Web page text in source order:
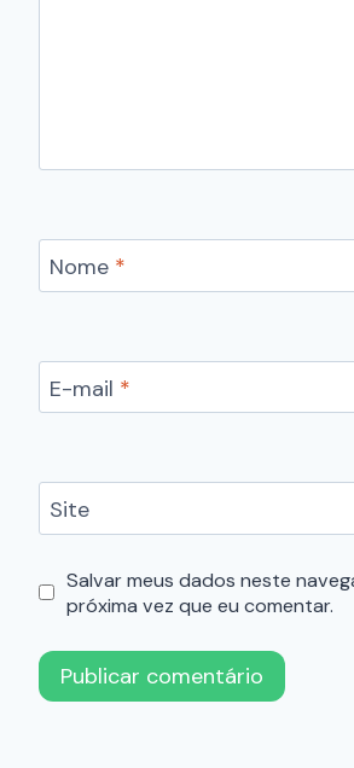
Nome *
E-mail *
Site
Salvar meus dados neste
próxima vez que eu comentar.